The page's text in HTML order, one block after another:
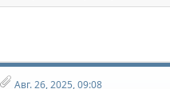
Авг. 26, 2025, 09:08